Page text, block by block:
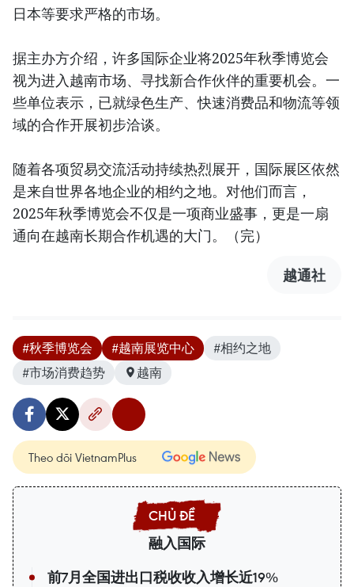
日本等要求严格的市场。
据主办方介绍，许多国际企业将2025年秋季博览会
视为进入越南市场、寻找新合作伙伴的重要机会。一
些单位表示，已就绿色生产、快速消费品和物流等领
域的合作开展初步洽谈。
随着各项贸易交流活动持续热烈展开，国际展区依然
是来自世界各地企业的相约之地。对他们而言，
2025年秋季博览会不仅是一项商业盛事，更是一扇
通向在越南长期合作机遇的大门。（完）
越通社
#秋季博览会 #越南展览中心
#相约之地
#市场消费趋势
越南
Theo dõi VietnamPlus
融入国际
前7月全国进出口税收收入增长近19%